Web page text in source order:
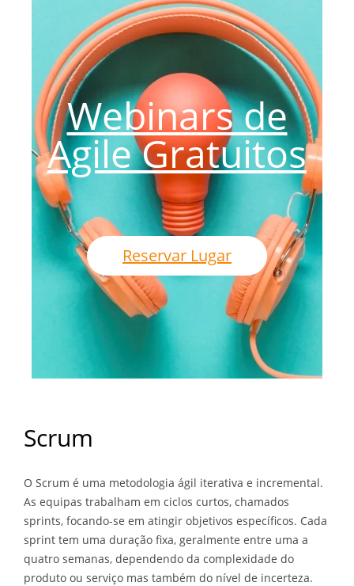
Webinars de
Agile Gratuitos
Reservar Lugar
Scrum
O Scrum é uma metodologia ágil iterativa e incremental.
As equipas trabalham em ciclos curtos, chamados
sprints, focando-se em atingir objetivos específicos. Cada
sprint tem uma duração fixa, geralmente entre uma a
quatro semanas, dependendo da complexidade do
produto ou serviço mas também do nível de incerteza.